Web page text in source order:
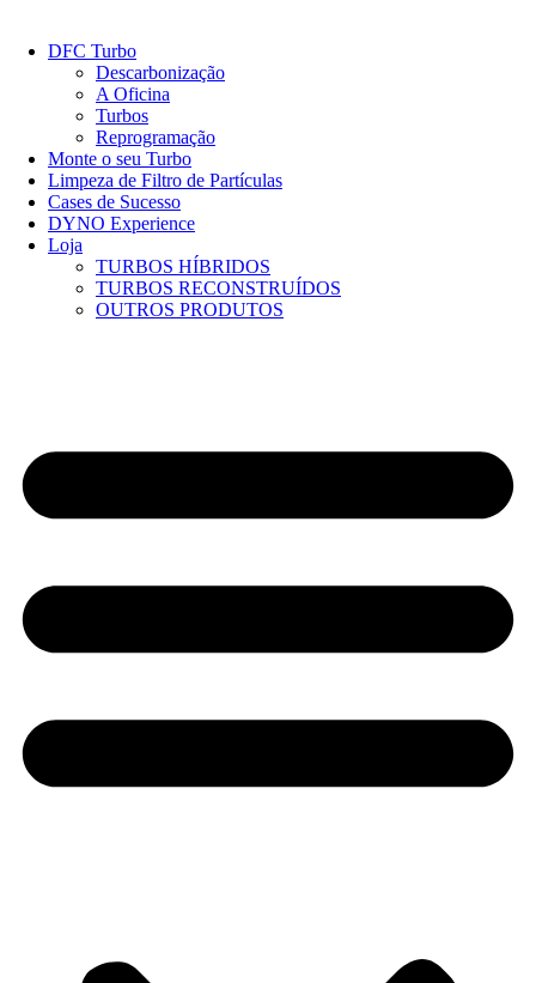
DFC Turbo
Descarbonização
A Oficina
Turbos
Reprogramação
Monte o seu Turbo
Limpeza de Filtro de Partículas
Cases de Sucesso
DYNO Experience
Loja
TURBOS HÍBRIDOS
TURBOS RECONSTRUÍDOS
OUTROS PRODUTOS